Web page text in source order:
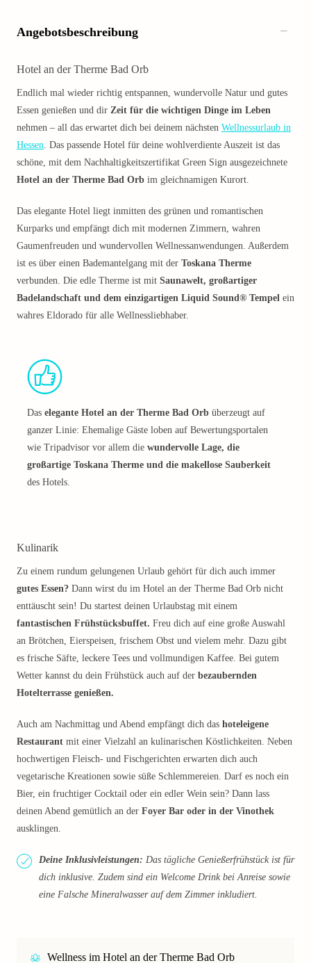
Angebotsbeschreibung
Hotel an der Therme Bad Orb
Endlich mal wieder richtig entspannen, wundervolle Natur und gutes
Essen genießen und dir Zeit für die wichtigen Dinge im Leben
nehmen – all das erwartet dich bei deinem nächsten Wellnessurlaub in
Hessen. Das passende Hotel für deine wohlverdiente Auszeit ist das
schöne, mit dem Nachhaltigkeitszertifikat Green Sign ausgezeichnete
Hotel an der Therme Bad Orb im gleichnamigen Kurort.
Das elegante Hotel liegt inmitten des grünen und romantischen
Kurparks und empfängt dich mit modernen Zimmern, wahren
Gaumenfreuden und wundervollen Wellnessanwendungen. Außerdem
ist es über einen Bademantelgang mit der Toskana Therme
verbunden. Die edle Therme ist mit Saunawelt, großartiger
Badelandschaft und dem einzigartigen Liquid Sound® Tempel ein
wahres Eldorado für alle Wellnessliebhaber.
Das elegante Hotel an der Therme Bad Orb überzeugt auf
ganzer Linie: Ehemalige Gäste loben auf Bewertungsportalen
wie Tripadvisor vor allem die wundervolle Lage, die
großartige Toskana Therme und die makellose Sauberkeit
des Hotels.
Kulinarik
Zu einem rundum gelungenen Urlaub gehört für dich auch immer
gutes Essen? Dann wirst du im Hotel an der Therme Bad Orb nicht
enttäuscht sein! Du startest deinen Urlaubstag mit einem
fantastischen Frühstücksbuffet. Freu dich auf eine große Auswahl
an Brötchen, Eierspeisen, frischem Obst und vielem mehr. Dazu gibt
es frische Säfte, leckere Tees und vollmundigen Kaffee. Bei gutem
Wetter kannst du dein Frühstück auch auf der bezaubernden
Hotelterrasse genießen.
Auch am Nachmittag und Abend empfängt dich das hoteleigene
Restaurant mit einer Vielzahl an kulinarischen Köstlichkeiten. Neben
hochwertigen Fleisch- und Fischgerichten erwarten dich auch
vegetarische Kreationen sowie süße Schlemmereien. Darf es noch ein
Bier, ein fruchtiger Cocktail oder ein edler Wein sein? Dann lass
deinen Abend gemütlich an der Foyer Bar oder in der Vinothek
ausklingen.
Deine Inklusivleistungen: Das tägliche Genießerfrühstück ist für
dich inklusive. Zudem sind ein Welcome Drink bei Anreise sowie
eine Falsche Mineralwasser auf dem Zimmer inkludiert.
Wellness im Hotel an der Therme Bad Orb